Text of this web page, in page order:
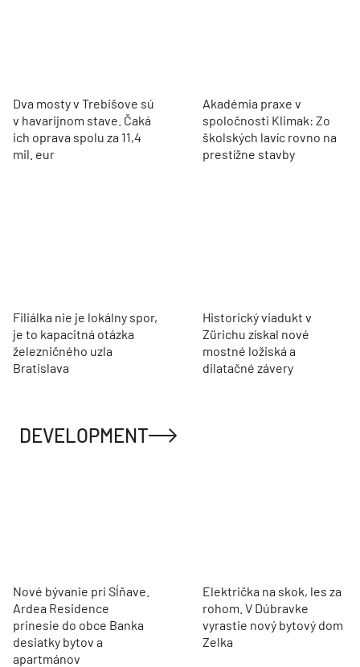
Dva mosty v Trebišove sú
v havarijnom stave. Čaká
ich oprava spolu za 11,4
mil. eur
Akadémia praxe v
spoločnosti Klimak: Zo
školských lavíc rovno na
prestížne stavby
Filiálka nie je lokálny spor,
je to kapacitná otázka
železničného uzla
Bratislava
Historický viadukt v
Zürichu získal nové
mostné ložiská a
dilatačné závery
DEVELOPMENT
Nové bývanie pri Sĺňave.
Ardea Residence
prinesie do obce Banka
desiatky bytov a
apartmánov
Električka na skok, les za
rohom. V Dúbravke
vyrastie nový bytový dom
Zelka